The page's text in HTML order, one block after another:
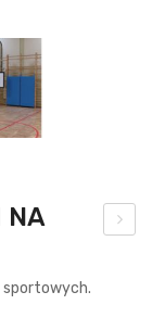
NA
sportowych.